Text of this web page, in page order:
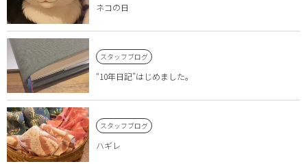
ネコの日
スタッフブログ
“10年日記”はじめました。
スタッフブログ
ハギレ